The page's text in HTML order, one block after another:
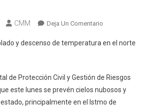
CMM Deja Un ComentarioEn
Cielo
Descenso
De
Temperatura
y descenso de temperatura en el norte
de Protección Civil y Gestión de Riesgos
este lunes se prevén cielos nubosos y
estado, principalmente en el Istmo de